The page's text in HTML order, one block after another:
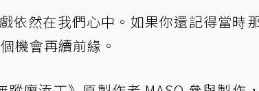
依然在我們心中。如果你還記得當時
機會再續前緣。